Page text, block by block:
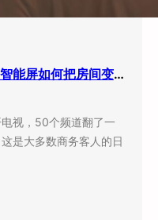
酒店客房装上百寸投影：小度智能屏如何把房间变成”第三空间”
视，50个频道翻了一
是大多数商务客人的日